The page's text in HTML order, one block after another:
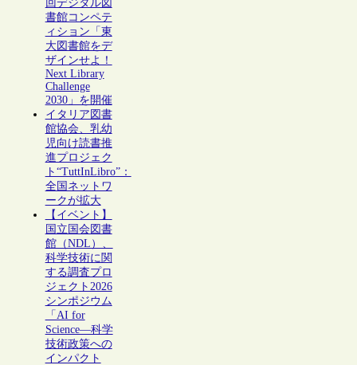
回デジタル図
書館コンペテ
ィション「東
大図書館をデ
ザインせよ！
Next Library
Challenge
2030」を開催
イタリア図書
館協会、乳幼
児向け読書推
進プロジェク
ト“TuttInLibro”：
全国ネットワ
ークが拡大
【イベント】
国立国会図書
館（NDL）、
科学技術に関
する調査プロ
ジェクト2026
シンポジウム
「AI for
Science―科学
技術政策への
インパクト